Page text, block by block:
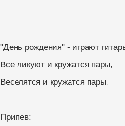
"День рождения" - играют
Все ликуют и кружатся пары,
Веселятся и кружатся пары.
Припев: